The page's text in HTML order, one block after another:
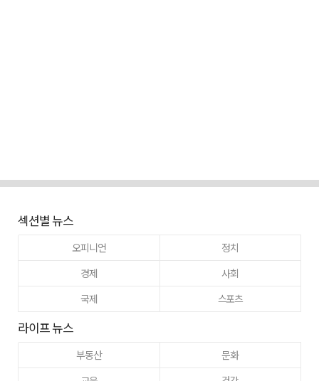
섹션별 뉴스
오피니언
정치
경제
사회
국제
스포츠
라이프 뉴스
부동산
문화